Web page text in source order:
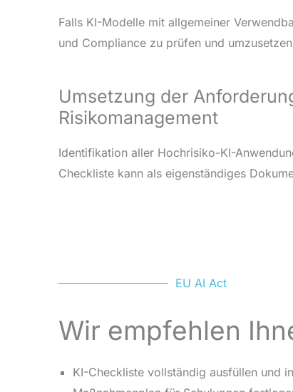
Falls KI-Modelle mit allgemeiner
und Compliance zu prüfen und
Umsetzung der
Risikomanagement
Identifikation aller Hochrisiko-KI-
Checkliste kann als eigenständiges
EU AI Act
Wir empfehlen
KI-Checkliste vollständig ausfüllen und